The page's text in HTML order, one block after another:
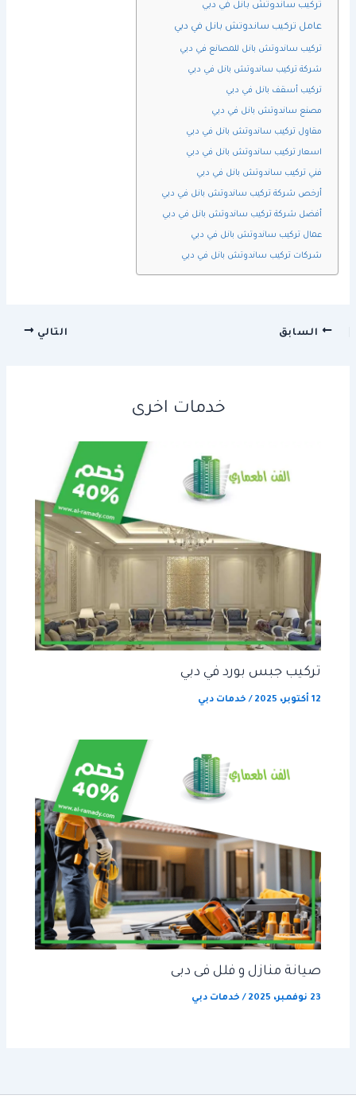
تركيب ساندوتش بانل في دبي
عامل تركيب ساندوتش بانل في دبي
تركيب ساندوتش بانل للمصانع في دبي
شركة تركيب ساندوتش بانل في دبي
تركيب أسقف بانل في دبي
مصنع ساندوتش بانل في دبي
مقاول تركيب ساندوتش بانل في دبي
اسعار تركيب ساندوتش بانل في دبي
فني تركيب ساندوتش بانل في دبي
أرخص شركة تركيب ساندوتش بانل في دبي
أفضل شركة تركيب ساندوتش بانل في دبي
عمال تركيب ساندوتش بانل في دبي
شركات تركيب ساندوتش بانل في دبي
السابق التالي
خدمات اخرى
تركيب جبس بورد في دبي
12 أكتوبر، 2025 / خدمات دبي
صيانة منازل و فلل فى دبى
23 نوفمبر، 2025 / خدمات دبي